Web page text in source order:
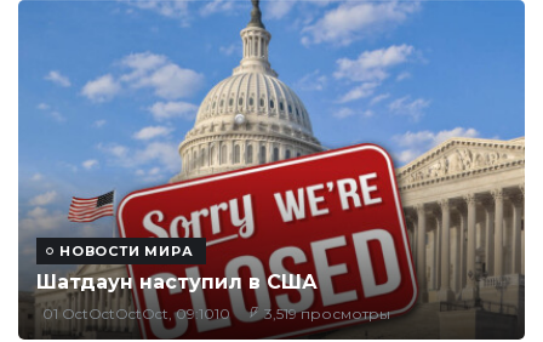
НОВОСТИ МИРА
Шатдаун наступил в США
01 OctOctOctOct, 09:1010 3,519 просмотры